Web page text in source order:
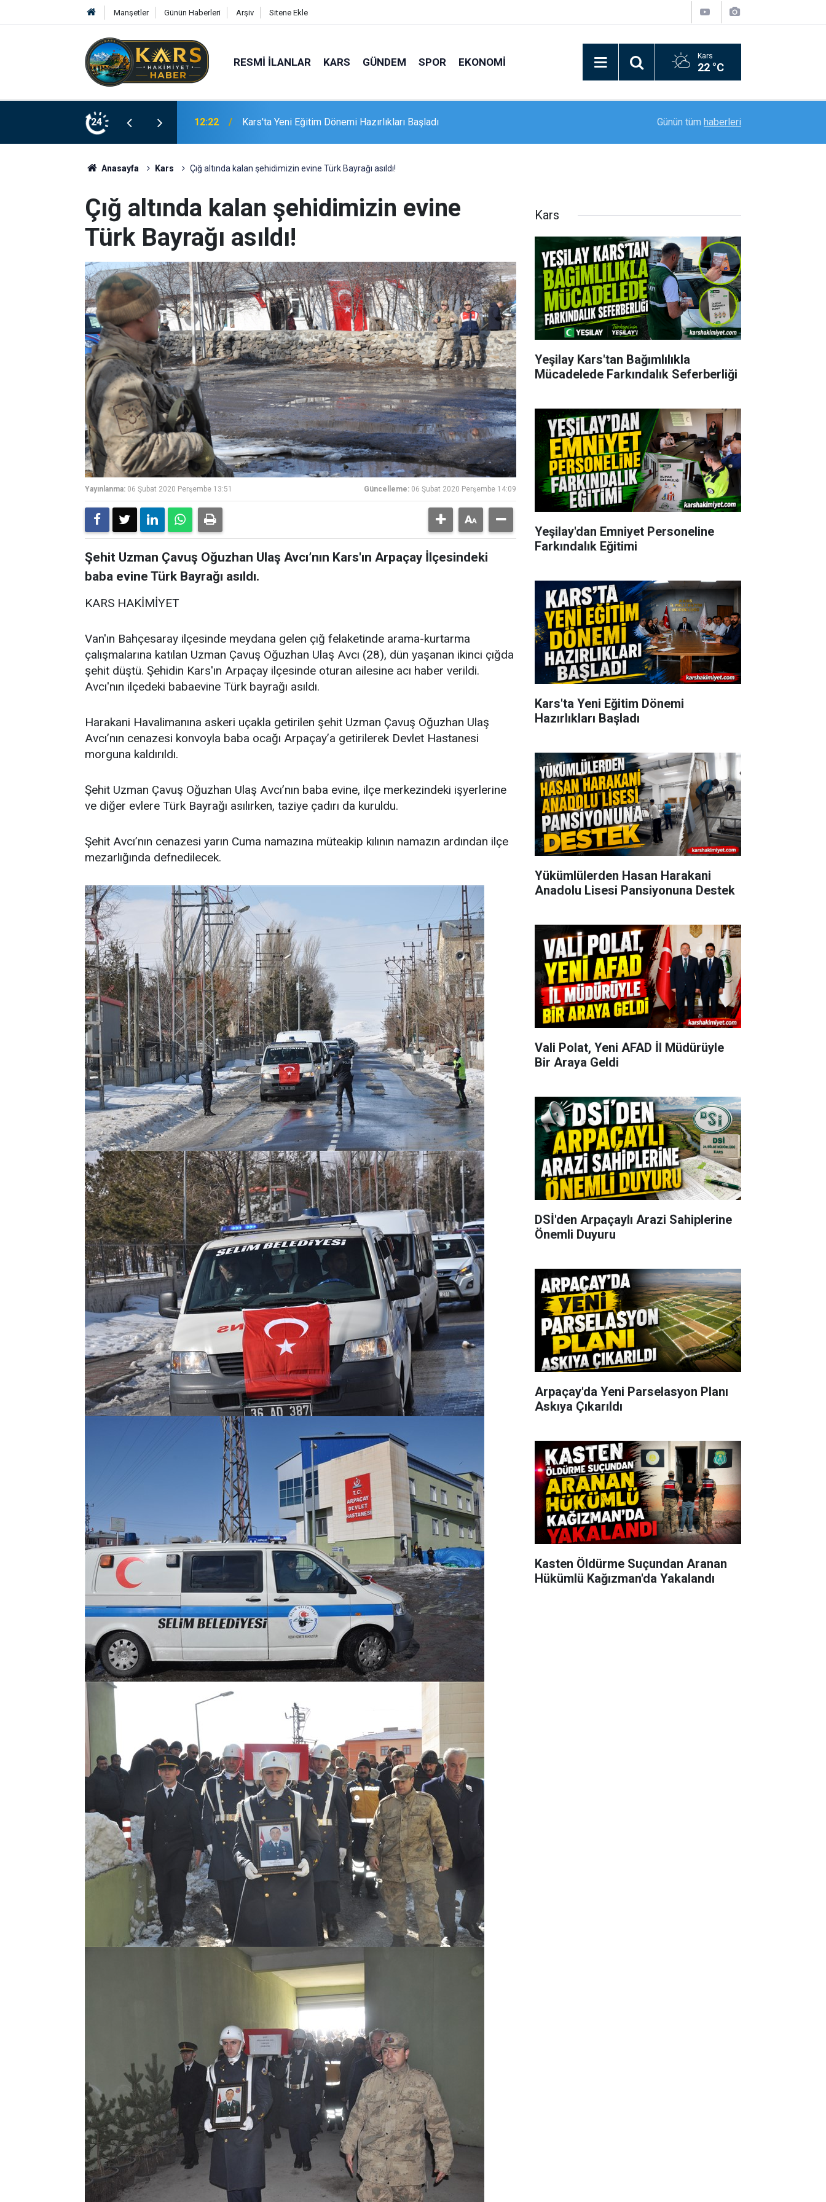
Manşetler Günün Haberleri Arşiv Sitene Ekle
RESMI İLANLAR KARS GÜNDEM SPOR EKONOMI Kars
22 °C
24 12:14 Yükümlülerden Hasan Harakani Anadolu Lisesi Pansiyonuna Destek Vali Polat, Yeni AFAD İl Müdürüyle Bir Araya
Günün tüm haberleri
Anasayfa Kars Çığ altında kalan şehidimizin evine Türk Bayrağı asıldı!
Çığ altında kalan şehidimizin evine
Türk Bayrağı asıldı!
Yayınlanma: 06 Şubat 2020 Perşembe 13:51 Güncelleme: 06 Şubat 2020 Perşembe 14:09
Şehit Uzman Çavuş Oğuzhan Ulaş Avcı’nın Kars'ın Arpaçay İlçesindeki
baba evine Türk Bayrağı asıldı.
KARS HAKİMİYET
Van'ın Bahçesaray ilçesinde meydana gelen çığ felaketinde arama-kurtarma
çalışmalarına katılan Uzman Çavuş Oğuzhan Ulaş Avcı (28), dün yaşanan ikinci çığda
şehit düştü. Şehidin Kars'ın Arpaçay ilçesinde oturan ailesine acı haber verildi.
Avcı'nın ilçedeki babaevine Türk bayrağı asıldı.
​Harakani Havalimanına askeri uçakla getirilen şehit Uzman Çavuş Oğuzhan Ulaş
Avcı’nın cenazesi konvoyla baba ocağı Arpaçay’a getirilerek Devlet Hastanesi
morguna kaldırıldı.
Şehit Uzman Çavuş Oğuzhan Ulaş Avcı’nın baba evine, ilçe merkezindeki işyerlerine
ve diğer evlere Türk Bayrağı asılırken, taziye çadırı da kuruldu.
Şehit Avcı’nın cenazesi yarın Cuma namazına müteakip kılının namazın ardından ilçe
mezarlığında defnedilecek.
Kars
Yeşilay Kars'tan Bağımlılıkla
Mücadelede Farkındalık Seferberliği
Yeşilay'dan Emniyet Personeline
Farkındalık Eğitimi
Kars'ta Yeni Eğitim Dönemi
Hazırlıkları Başladı
Yükümlülerden Hasan Harakani
Anadolu Lisesi Pansiyonuna Destek
Vali Polat, Yeni AFAD İl Müdürüyle
Bir Araya Geldi
DSİ'den Arpaçaylı Arazi Sahiplerine
Önemli Duyuru
Arpaçay'da Yeni Parselasyon Planı
Askıya Çıkarıldı
Kasten Öldürme Suçundan Aranan
Hükümlü Kağızman'da Yakalandı